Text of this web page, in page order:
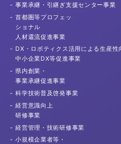
事業承継・ 引継ぎ支援センター事業
首都圏等プロフェッ
ショナル
人材還流促進事業
DX・ロボティクス活用による生産性
中小企業DX等促進事業
県内創業・
事業承継促進事業
科学技術普及啓発事業
経営意識向上
研修事業
経営管理・ 技術研修事業
小規模企業者等・